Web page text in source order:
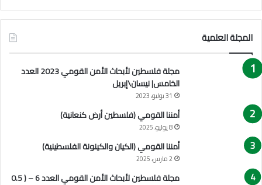
المجلة العلمية
مجلة فلسطين لأبحاث الأمن القومي 2023 العدد
الخامس| نيسان\إبريل
31 يوليو، 2023
أمننا القومي (فلسطين أرض كنعانية)
8 يوليو، 2025
أمننا القومي (الكيان والكينونة الفلسطينية)
2 مارس، 2025
مجلة فلسطين لأبحاث الأمن القومي العدد 6 – ( 0.5